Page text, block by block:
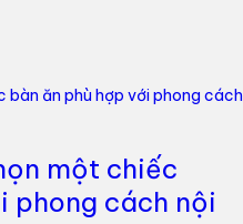
một chiếc
phong cách nội